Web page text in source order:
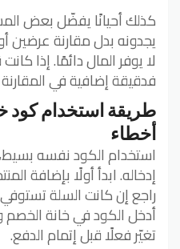
كذلك أحيانًا يفضّل بعض
يجدونه بدل مقارنة عرضين
لا يوفر المال دائمًا. إذا
فدقيقة إضافية في
طريقة استخدام كود
أخطاء
استخدام الكود نفسه
إدخاله. ابدأ أولًا بإضافة
راجع إن كانت السلة
أدخل الكود في خانة الخصم
تغيّر فعلًا قبل إتمام الدفع.